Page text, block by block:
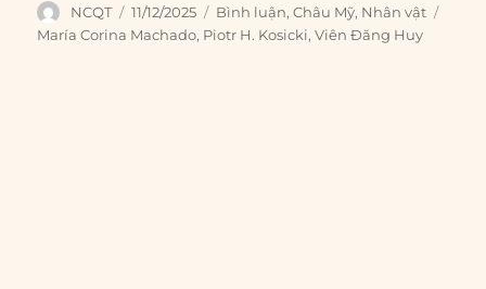
Author
NCQT
Posted
on
11/12/2025 Categories
Bình luận,Châu Mỹ, Nhân vật
María Corina Machado, Piotr H. Kosicki,Viên Đăng Huy